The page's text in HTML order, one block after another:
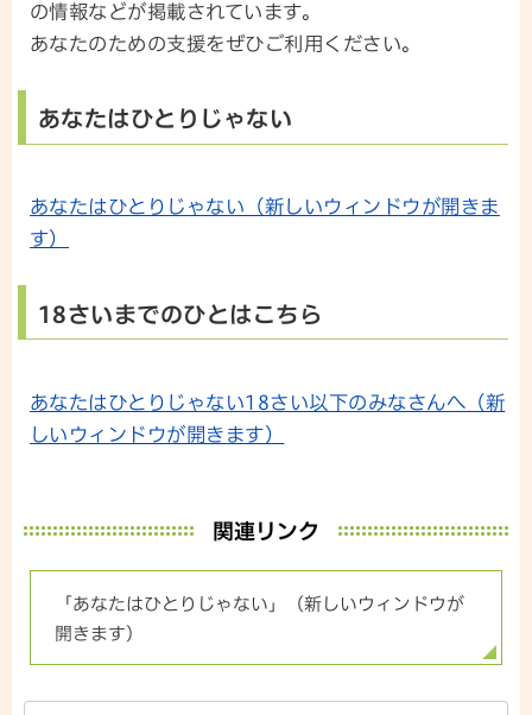
の情報などが掲載されています。
あなたのための支援をぜひご利用ください。
あなたはひとりじゃない
あなたはひとりじゃない（新しいウィンドウが開きま
す）
18さいまでのひとはこちら
あなたはひとりじゃない18さい以下のみなさんへ（新
しいウィンドウが開きます）
関連リンク
「あなたはひとりじゃない」（新しいウィンドウが
開きます）